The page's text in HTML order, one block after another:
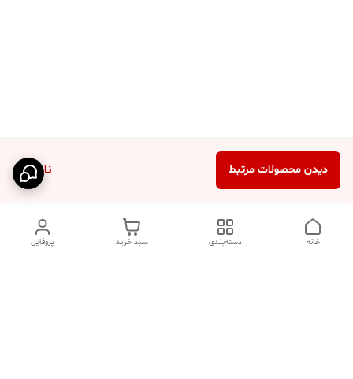
ناموجود دیدن محصولات مرتبط
پروفایل سبد خرید دسته‌بندی خانه